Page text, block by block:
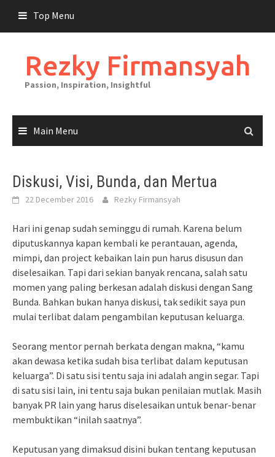
content
Top Menu
Rezky Firmansyah
Passion, Inspiration, Insightful
Main Menu
Diskusi, Visi, Bunda, dan Mertua
22 December 2016 Rezky Firmansyah
Hari ini genap sudah seminggu di rumah. Karena belum
diputuskannya kapan kembali ke perantauan, agenda,
mimpi, dan project kebaikan lain pun harus disusun dan
diselesaikan. Tapi dari sekian banyak rencana, salah satu
momen yang paling berkesan adalah diskusi dengan Sang
Bunda. Bahkan bukan hanya diskusi, tak sedikit saya pun
mulai terlibat dalam pengambilan keputusan keluarga.
Seorang mentor pernah berkata dengan makna, “kamu
akan dewasa ketika sudah bisa terlibat dalam keputusan
keluarga”. Di satu sisi tentu saja ini adalah angin segar. Tapi
di satu sisi lain, ini tentu saja bukan penilaian mutlak. Masih
banyak PR lain yang harus diselesaikan untuk benar-benar
membuktikan “inilah saatnya”.
Keputusan yang dimaksud disini bukan tentang keputusan